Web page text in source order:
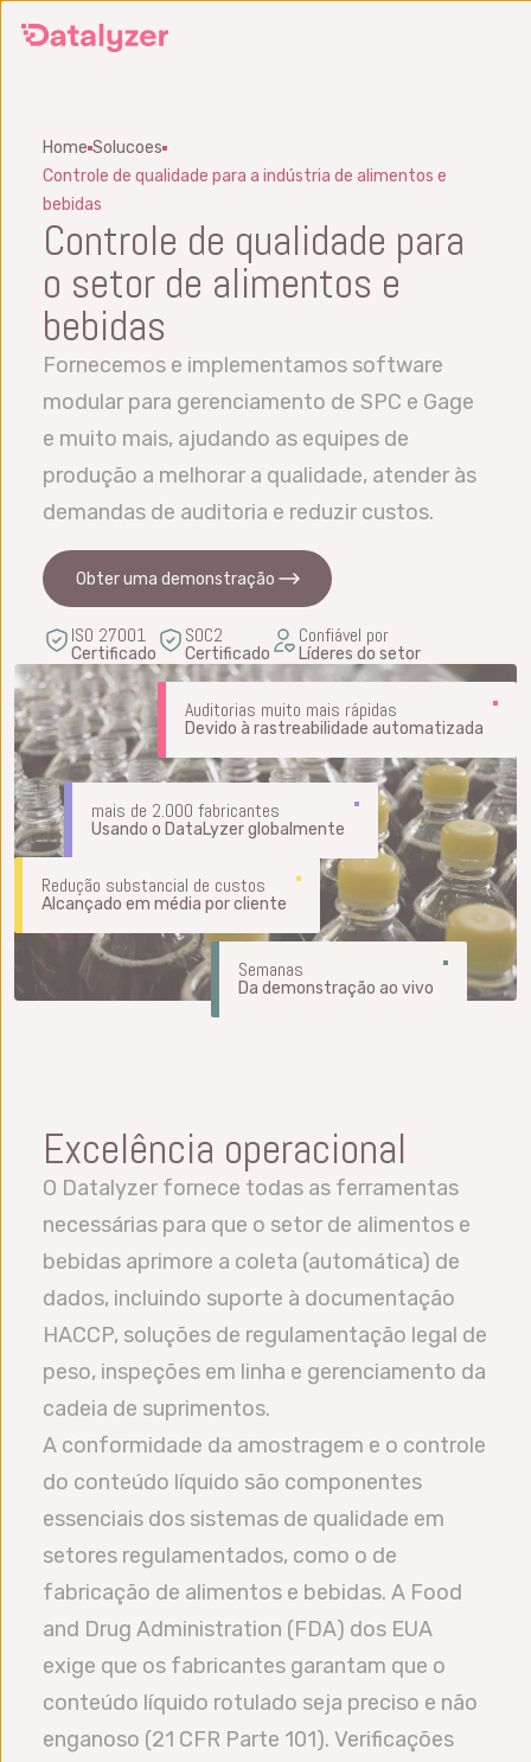
Home Solucoes
Controle de qualidade para a indústria de alimentos e
bebidas
Controle de qualidade para
o setor de alimentos e
bebidas
Fornecemos e implementamos software
modular para gerenciamento de SPC e Gage
e muito mais, ajudando as equipes de
produção a melhorar a qualidade, atender às
demandas de auditoria e reduzir custos.
Obter uma demonstração
ISO 27001
Certificado
SOC2
Certificado
Confiável por
Líderes do setor
Auditorias muito mais rápidas
Devido à rastreabilidade automatizada
mais de 2.000 fabricantes
Usando o DataLyzer globalmente
Redução substancial de custos
Alcançado em média por cliente
Semanas
Da demonstração ao vivo
Excelência operacional
O Datalyzer fornece todas as ferramentas
necessárias para que o setor de alimentos e
bebidas aprimore a coleta (automática) de
dados, incluindo suporte à documentação
HACCP, soluções de regulamentação legal de
peso, inspeções em linha e gerenciamento da
cadeia de suprimentos.
A conformidade da amostragem e o controle
do conteúdo líquido são componentes
essenciais dos sistemas de qualidade em
setores regulamentados, como o de
fabricação de alimentos e bebidas. A Food
and Drug Administration (FDA) dos EUA
exige que os fabricantes garantam que o
conteúdo líquido rotulado seja preciso e não
enganoso (21 CFR Parte 101). Verificações